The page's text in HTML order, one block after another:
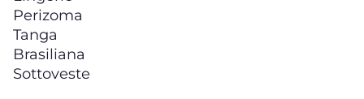
Perizoma
Tanga
Brasiliana
Sottoveste